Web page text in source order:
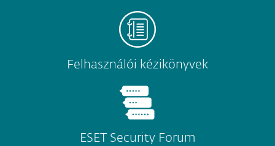
Felhasználói kézikönyvek
ESET Security Forum